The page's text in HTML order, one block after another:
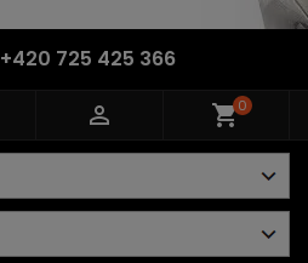
+420 725 425 366
 shopping_cart0